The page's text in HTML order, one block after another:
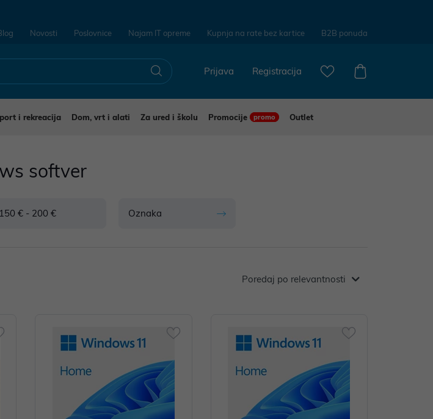
Novosti Poslovnice Najam IT opreme Kupnja na rate bez kartice B2B ponuda
Registracija
Prijava
i rekreacija Dom, vrt i alati Za ured i školu Promocije promo
Outlet
softver
150 € - 200 € Oznaka
Poredaj po relevantnosti